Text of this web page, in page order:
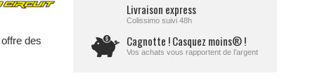
des
Livraison express
Colissimo suivi 48h
Cagnotte ! Casquez moins® !
Vos achats vous rapportent de l’argent